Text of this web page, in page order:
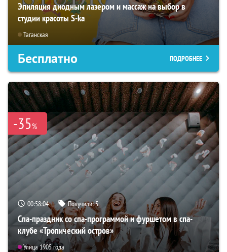
Эпиляция диодным лазером и массаж на выбор в
студии красоты S-ka
Таганская
Бесплатно ПОДРОБНЕЕ
-35%
00:58:03 Получили:5
Спа-праздник со спа-программой и фуршетом в спа-
клубе «Тропический остров»
Улица 1905 года